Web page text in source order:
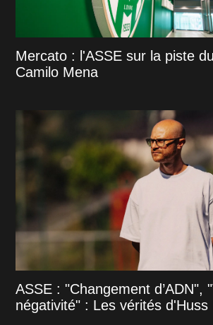
Mercato : l'ASSE sur la piste
Camilo Mena
ASSE : "Changement d’ADN",
négativité" : Les vérités d'Huss